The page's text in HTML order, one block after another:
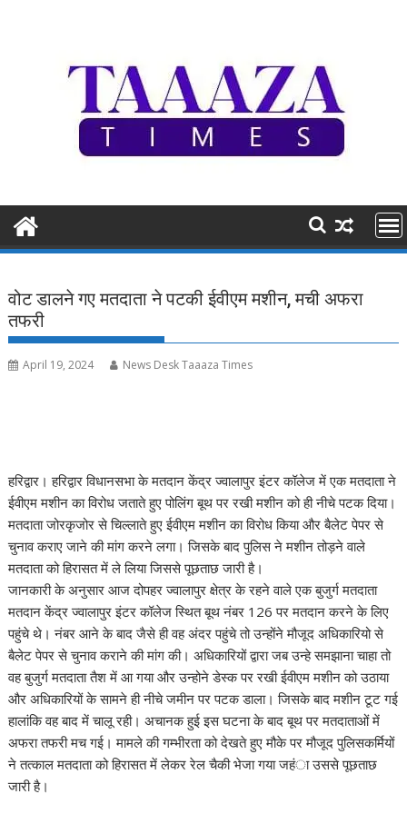
वोट डालने गए मतदाता ने पटकी ईवीएम मशीन, मची अफरा
तफरी
April 19, 2024 News Desk Taaaza Times
हरिद्वार। हरिद्वार विधानसभा के मतदान केंद्र ज्वालापुर इंटर कॉलेज में एक मतदाता ने
ईवीएम मशीन का विरोध जताते हुए पोलिंग बूथ पर रखी मशीन को ही नीचे पटक दिया।
मतदाता जोरकृजोर से चिल्लाते हुए ईवीएम मशीन का विरोध किया और बैलेट पेपर से
चुनाव कराए जाने की मांग करने लगा। जिसके बाद पुलिस ने मशीन तोड़ने वाले
मतदाता को हिरासत में ले लिया जिससे पूछताछ जारी है।
जानकारी के अनुसार आज दोपहर ज्वालापुर क्षेत्र के रहने वाले एक बुजुर्ग मतदाता
मतदान केंद्र ज्वालापुर इंटर कॉलेज स्थित बूथ नंबर 126 पर मतदान करने के लिए
पहुंचे थे। नंबर आने के बाद जैसे ही वह अंदर पहुंचे तो उन्होंने मौजूद अधिकारियो से
बैलेट पेपर से चुनाव कराने की मांग की। अधिकारियों द्वारा जब उन्हे समझाना चाहा तो
वह बुजुर्ग मतदाता तैश में आ गया और उन्होने डेस्क पर रखी ईवीएम मशीन को उठाया
और अधिकारियों के सामने ही नीचे जमीन पर पटक डाला। जिसके बाद मशीन टूट गई
हालांकि वह बाद में चालू रही। अचानक हुई इस घटना के बाद बूथ पर मतदाताओं में
अफरा तफरी मच गई। मामले की गम्भीरता को देखते हुए मौके पर मौजूद पुलिसकर्मियों
ने तत्काल मतदाता को हिरासत में लेकर रेल चैकी भेजा गया जहंा उससे पूछताछ
जारी है।